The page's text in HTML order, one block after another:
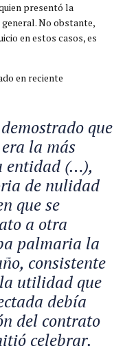
presentó la
No obstante,
en estos casos, es
en reciente
que
la más
entidad (…),
de nulidad
que se
a otra
palmaria la
consistente
utilidad que
debía
del contrato
celebrar.